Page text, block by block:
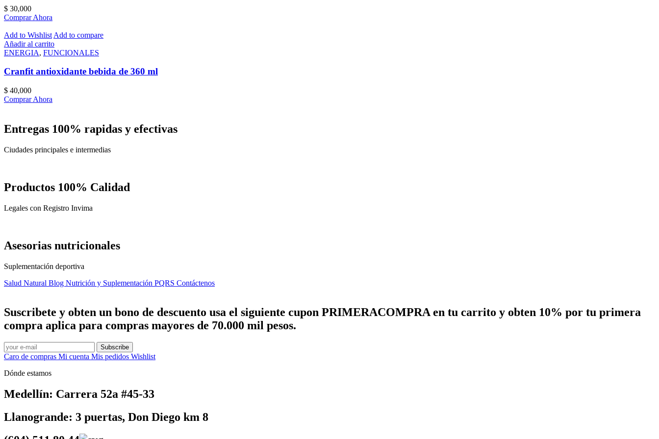
$ 30,000
Comprar Ahora
Add to Wishlist Add to compare
Añadir al carrito
ENERGIA, FUNCIONALES
Cranfit antioxidante bebida de 360 ml
$ 40,000
Comprar Ahora
Entregas 100% rapidas y efectivas
Ciudades principales e intermedias
Productos 100% Calidad
Legales con Registro Invima
Asesorias nutricionales
Suplementación deportiva
Salud Natural Blog Nutrición y Suplementación PQRS Contáctenos
Suscribete y obten un bono de descuento usa el siguiente cupon PRIMERACOMPRAen tu carrito y obten 10% por tu primera
compra aplica para compras mayores de 70.000 mil pesos.
Subscribe
Caro de compras Mi cuenta Mis pedidos Wishlist
Dónde estamos
Medellín: Carrera 52a #45-33
Llanogrande: 3 puertas, Don Diego km 8